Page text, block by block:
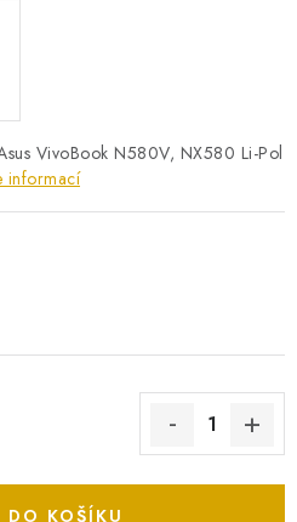
VivoBook N580V, NX580 Li-Pol
informací
DO KOŠÍKU